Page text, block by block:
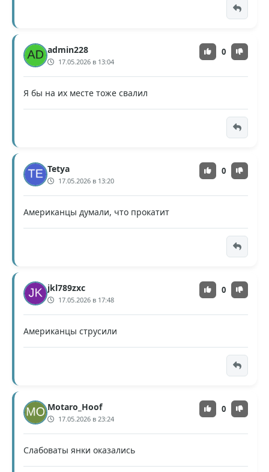
admin228
17.05.2026 в 13:04
0
Я бы на их месте тоже свалил
Tetya
17.05.2026 в 13:20
0
Американцы думали, что прокатит
jkl789zxc
17.05.2026 в 17:48
0
Американцы струсили
Motaro_Hoof
17.05.2026 в 23:24
0
Слабоваты янки оказались